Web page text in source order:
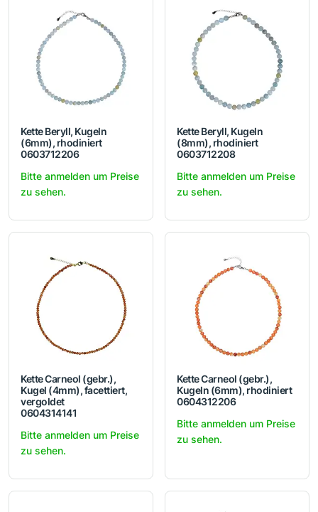
Kette Beryll, Kugeln
(6mm), rhodiniert
0603712206
Bitte anmelden um Preise
zu sehen.
Kette Beryll, Kugeln
(8mm), rhodiniert
0603712208
Bitte anmelden um Preise
zu sehen.
Kette Carneol (gebr.),
Kugel (4mm), facettiert,
vergoldet
0604314141
Bitte anmelden um Preise
zu sehen.
Kette Carneol (gebr.),
Kugeln (6mm), rhodiniert
0604312206
Bitte anmelden um Preise
zu sehen.